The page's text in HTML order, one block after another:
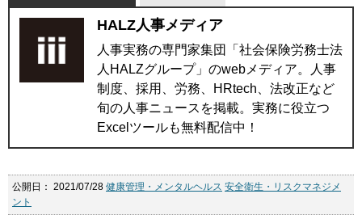
HALZ人事メディア
人事実務の専門家集団「社会保険労務士法
人HALZグループ」のwebメディア。人事
制度、採用、労務、HRtech、法改正など
旬の人事ニュースを掲載。実務に役立つ
Excelツールも無料配信中！
公開日： 2021/07/28 健康管理・メンタルヘルス 安全衛生・リスクマネジメ
ント